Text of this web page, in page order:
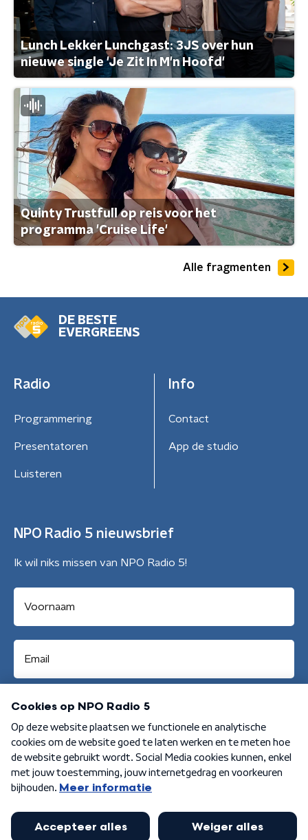
Lunch Lekker Lunchgast: 3JS over hun
nieuwe single 'Je Zit In M'n Hoofd'
Quinty Trustfull op reis voor het
programma 'Cruise Life'
Alle fragmenten
DE BESTE
EVERGREENS
Radio
Programmering
Presentatoren
Luisteren
Info
Contact
App de studio
NPO Radio 5 nieuwsbrief
Ik wil niks missen van NPO Radio 5!
Aanmelden
Algemene voorwaarden